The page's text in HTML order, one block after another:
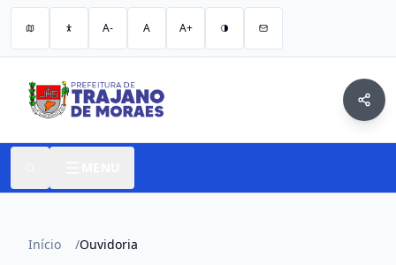
A- A A+
Início /Ouvidoria